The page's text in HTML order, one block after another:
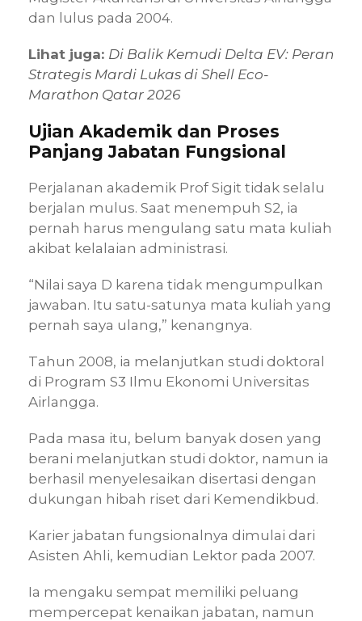
dan lulus pada 2004.
Lihat juga: Di Balik Kemudi Delta EV: Peran
Strategis Mardi Lukas di Shell Eco-
Marathon Qatar 2026
Ujian Akademik dan Proses
Panjang Jabatan Fungsional
Perjalanan akademik Prof Sigit tidak selalu
berjalan mulus. Saat menempuh S2, ia
pernah harus mengulang satu mata kuliah
akibat kelalaian administrasi.
“Nilai saya D karena tidak mengumpulkan
jawaban. Itu satu-satunya mata kuliah yang
pernah saya ulang,” kenangnya.
Tahun 2008, ia melanjutkan studi doktoral
di Program S3 Ilmu Ekonomi Universitas
Airlangga.
Pada masa itu, belum banyak dosen yang
berani melanjutkan studi doktor, namun ia
berhasil menyelesaikan disertasi dengan
dukungan hibah riset dari Kemendikbud.
Karier jabatan fungsionalnya dimulai dari
Asisten Ahli, kemudian Lektor pada 2007.
Ia mengaku sempat memiliki peluang
mempercepat kenaikan jabatan, namun